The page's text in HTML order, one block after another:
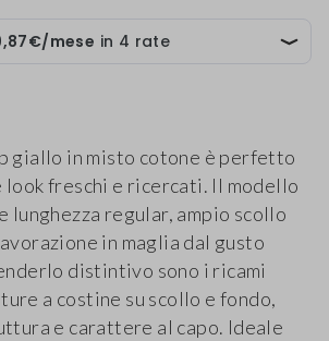
giallo in misto cotone è perfetto
look freschi e ricercati. Il modello
lunghezza regular, ampio scollo
in maglia dal gusto
distintivo sono i ricami
a costine su scollo e fondo,
e carattere al capo. Ideale